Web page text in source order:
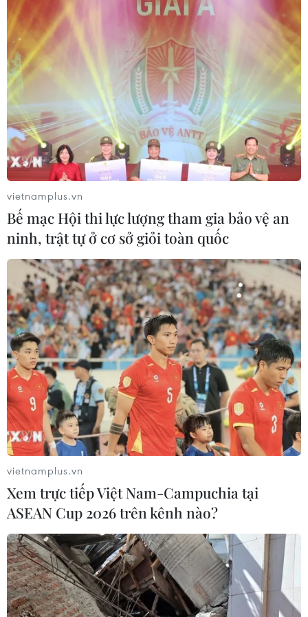
vietnamplus.vn
Bế mạc Hội thi lực lượng tham gia bảo vệ an
ninh, trật tự ở cơ sở giỏi toàn quốc
vietnamplus.vn
Xem trực tiếp Việt Nam-Campuchia tại
ASEAN Cup 2026 trên kênh nào?